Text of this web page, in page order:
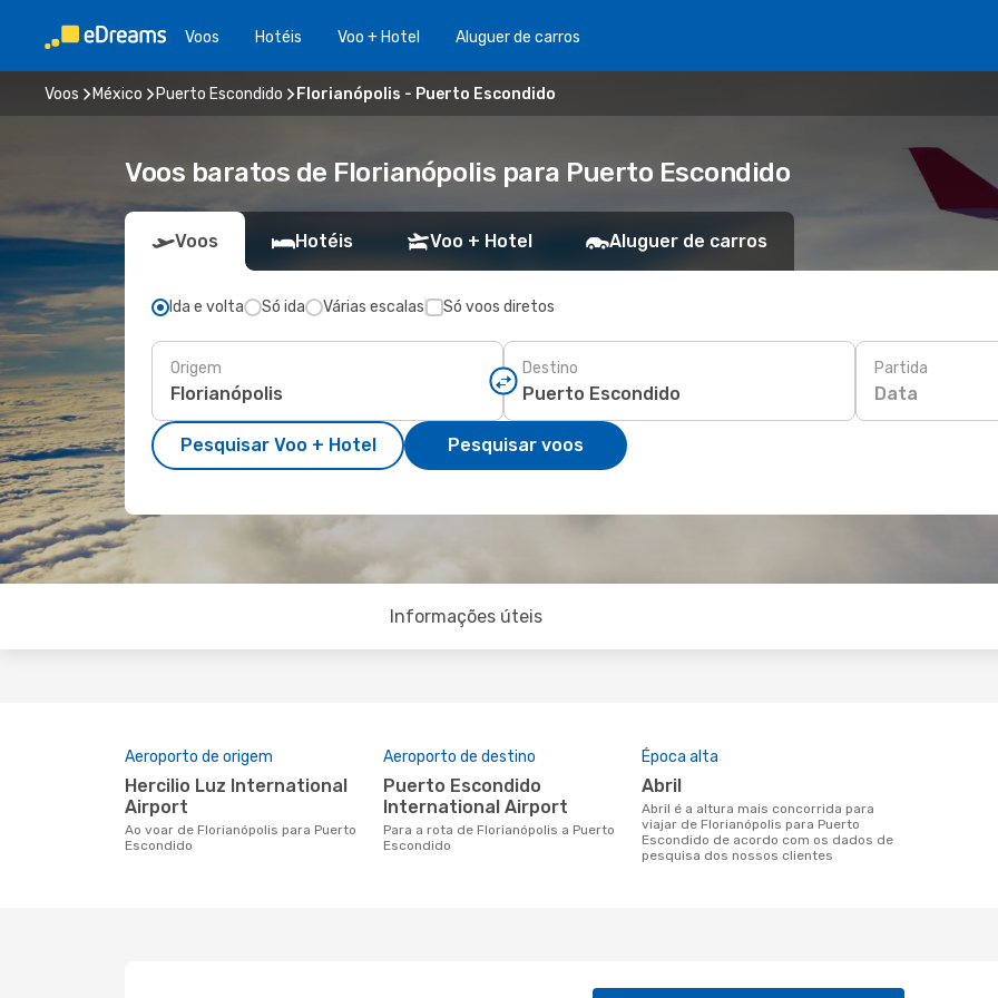
Voos Hotéis Voo + Hotel Aluguer de carros
Voos México Puerto Escondido Florianópolis - Puerto Escondido
Voos baratos de Florianópolis para Puerto Escondido
Voos Hotéis Voo + Hotel Aluguer de carros
Ida e volta Só ida Várias escalas Só voos diretos
Origem Destino Partida
Data
Pesquisar Voo + Hotel Pesquisar voos
Informações úteis
Aeroporto de origem
Hercilio Luz International
Airport
Ao voar de Florianópolis para Puerto
Escondido
Aeroporto de destino
Puerto Escondido
International Airport
Para a rota de Florianópolis a Puerto
Escondido
Época alta
abril
abril é a altura mais concorrida para
viajar de Florianópolis para Puerto
Escondido de acordo com os dados de
pesquisa dos nossos clientes